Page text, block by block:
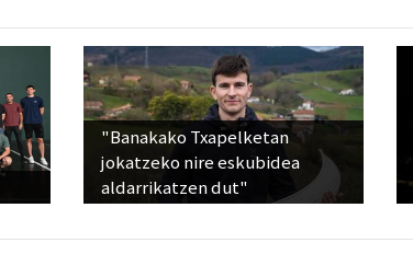
"Banakako Txapelketan
jokatzeko nire eskubidea
aldarrikatzen dut"